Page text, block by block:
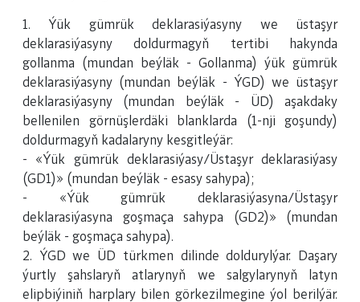
1. Ýük gümrük deklarasiýasyny we üstaşyr
deklarasiýasyny doldurmagyň tertibi hakynda
gollanma (mundan beýläk - Gollanma) ýük gümrük
deklarasiýasyny (mundan beýläk - ÝGD) we üstaşyr
deklarasiýasyny (mundan beýläk - ÜD) aşakdaky
bellenilen görnüşlerdäki blanklarda (1-nji goşundy)
doldurmagyň kadalaryny kesgitleýär:
- «Ýük gümrük deklarasiýasy/Üstaşyr deklarasiýasy
(GD1)» (mundan beýläk - esasy sahypa);
- «Ýük gümrük deklarasiýasyna/Üstaşyr
deklarasiýasyna goşmaça sahypa (GD2)» (mundan
beýläk - goşmaça sahypa).
2. ÝGD we ÜD türkmen dilinde doldurylýar. Daşary
ýurtly şahslaryň atlarynyň we salgylarynyň latyn
elipbiýiniň harplary bilen görkezilmegine ýol berilýär.